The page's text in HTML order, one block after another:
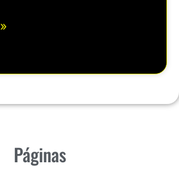
Páginas